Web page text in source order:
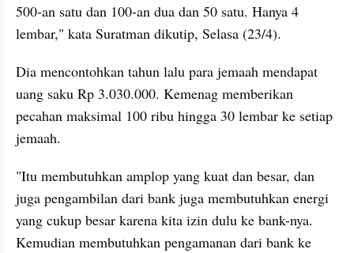
500-an satu dan 100-an dua dan 50 satu. Hanya 4
lembar," kata Suratman dikutip, Selasa (23/4).
Dia mencontohkan tahun lalu para jemaah mendapat
uang saku Rp 3.030.000. Kemenag memberikan
pecahan maksimal 100 ribu hingga 30 lembar ke setiap
jemaah.
"Itu membutuhkan amplop yang kuat dan besar, dan
juga pengambilan dari bank juga membutuhkan energi
yang cukup besar karena kita izin dulu ke bank-nya.
Kemudian membutuhkan pengamanan dari bank ke